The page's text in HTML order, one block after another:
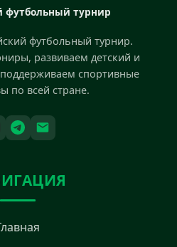
футбольный турнир
футбольный турнир.
развиваем детский и
спортивные
по всей стране.